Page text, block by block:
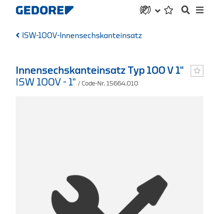
ISW-100V-Innensechskanteinsatz
Innensechskanteinsatz Typ 100 V 1"
ISW 100V - 1" / Code-Nr. 15664.010